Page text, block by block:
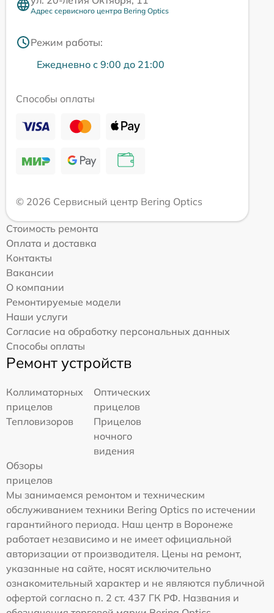
Адрес сервисного центра Bering Optics
Режим работы:
Ежедневно с 9:00 до 21:00
Способы оплаты
© 2026 Сервисный центр Bering Optics
Стоимость ремонта
Оплата и доставка
Контакты
Вакансии
О компании
Ремонтируемые модели
Наши услуги
Согласие на обработку персональных данных
Способы оплаты
Ремонт устройств
Коллиматорных
прицелов
Оптических
прицелов
Тепловизоров
Прицелов
ночного
видения
Обзоры
прицелов
Мы занимаемся ремонтом и техническим
обслуживанием техники Bering Optics по истечении
гарантийного периода. Наш центр в Воронеже
работает независимо и не имеет официальной
авторизации от производителя. Цены на ремонт,
указанные на сайте, носят исключительно
ознакомительный характер и не являются публичной
офертой согласно п. 2 ст. 437 ГК РФ. Названия и